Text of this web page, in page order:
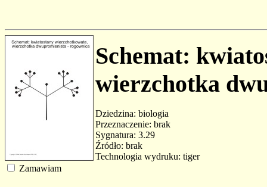
Schemat:
wierzchotka
Dziedzina: biologia
Przeznaczenie: brak
Sygnatura: 3.29
Źródło: brak
Technologia wydruku: tiger
Zamawiam